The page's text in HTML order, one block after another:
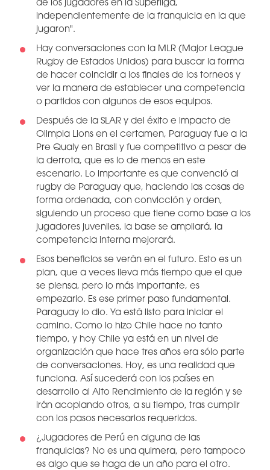
de los jugadores en la Superliga,
independientemente de la franquicia en la que
jugaron".
Hay conversaciones con la MLR (Major League
Rugby de Estados Unidos) para buscar la forma
de hacer coincidir a los finales de los torneos y
ver la manera de establecer una competencia
o partidos con algunos de esos equipos.
Después de la SLAR y del éxito e impacto de
Olimpia Lions en el certamen, Paraguay fue a la
Pre Qualy en Brasil y fue competitivo a pesar de
la derrota, que es lo de menos en este
escenario. Lo importante es que convenció al
rugby de Paraguay que, haciendo las cosas de
forma ordenada, con convicción y orden,
siguiendo un proceso que tiene como base a los
jugadores juveniles, la base se ampliará, la
competencia interna mejorará.
Esos beneficios se verán en el futuro. Esto es un
plan, que a veces lleva más tiempo que el que
se piensa, pero lo más importante, es
empezarlo. Es ese primer paso fundamental.
Paraguay lo dio. Ya está listo para iniciar el
camino. Como lo hizo Chile hace no tanto
tiempo, y hoy Chile ya está en un nivel de
organización que hace tres años era sólo parte
de conversaciones. Hoy, es una realidad que
funciona. Así sucederá con los países en
desarrollo al Alto Rendimiento de la región y se
irán acoplando otros, a su tiempo, tras cumplir
con los pasos necesarios requeridos.
¿Jugadores de Perú en alguna de las
franquicias? No es una quimera, pero tampoco
es algo que se haga de un año para el otro.